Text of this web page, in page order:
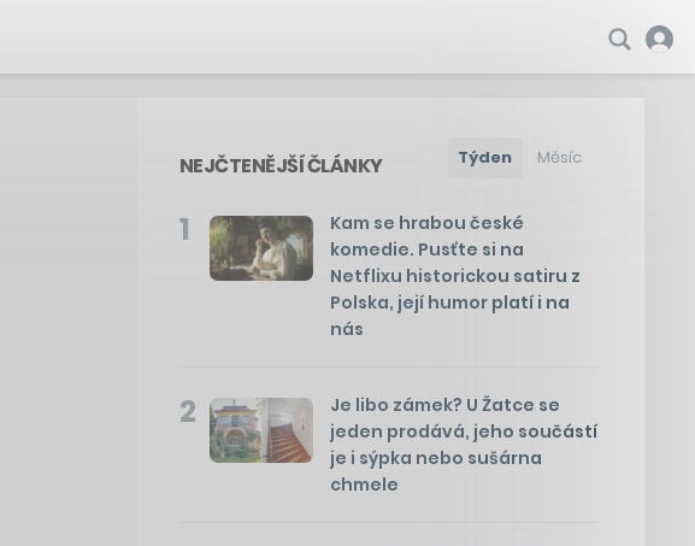
NEJČTENĚJŠÍ ČLÁNKY Týden Měsíc
1
Kam se hrabou české
komedie. Pusťte si na
Netflixu historickou satiru z
Polska, její humor platí i na
nás
2
Je libo zámek? U Žatce se
jeden prodává, jeho součástí
je i sýpka nebo sušárna
chmele